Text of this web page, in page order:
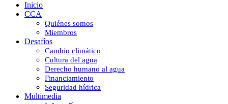
Inicio
CCA
Quiénes somos
Miembros
Desafíos
Cambio climático
Cultura del agua
Derecho humano al agua
Financiamiento
Seguridad hídrica
Multimedia